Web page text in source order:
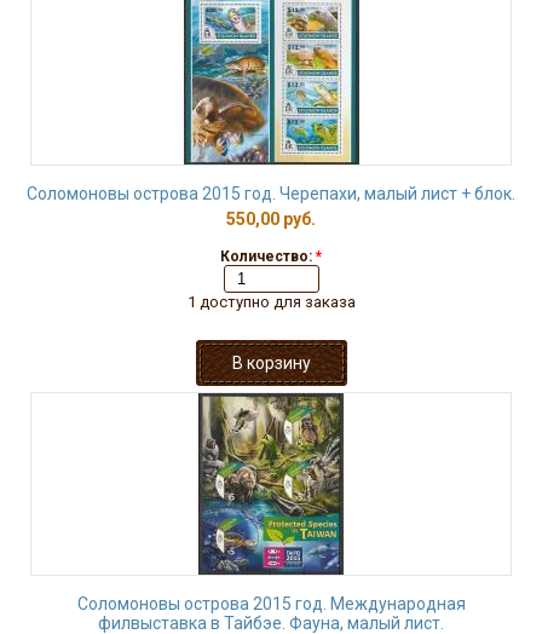
Соломоновы острова 2015 год. Черепахи, малый лист + блок.
550,00 руб.
Количество: *
1 доступно для заказа
Соломоновы острова 2015 год. Международная
филвыставка в Тайбэе. Фауна, малый лист.